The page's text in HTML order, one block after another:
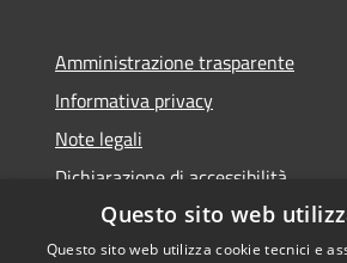
Amministrazione trasparente
Informativa privacy
Note legali
Dichiarazione di accessibilità
Questo sito web
Questo sito web utilizza cookie tecnici e